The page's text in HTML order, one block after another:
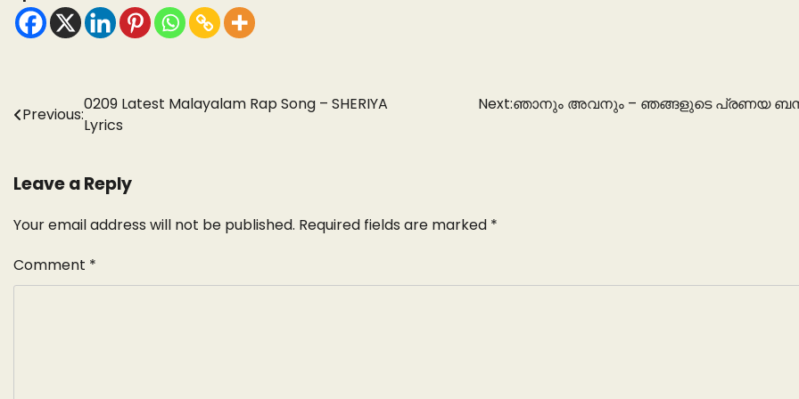
Post
navigation
Previous:
0209 Latest Malayalam Rap Song – SHERIYA
Lyrics
Next:ഞാനും അവനും – ഞങ്ങളുടെ പ്രണയ
Leave a Reply
Your email address will not be published. Required fields are marked *
Comment *